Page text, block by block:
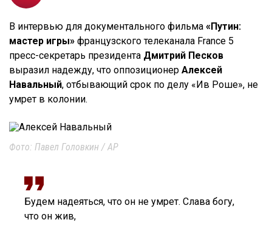
В интервью для документального фильма «Путин:
мастер игры» французского телеканала France 5
пресс-секретарь президента Дмитрий Песков
выразил надежду, что оппозиционер Алексей
Навальный, отбывающий срок по делу «Ив Роше», не
умрет в колонии.
Фото: Павел Головкин / AP
Будем надеяться, что он не умрет. Слава богу,
что он жив,